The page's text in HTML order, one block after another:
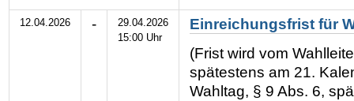
12.04.2026 -
29.04.2026
15:00 Uhr
Einreichungsfrist für
(Frist wird vom
spätestens am 21.
Wahltag, § 9 Abs. 6,